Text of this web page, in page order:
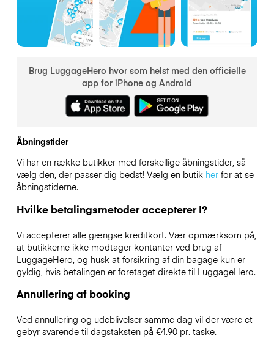
Brug LuggageHero hvor som helst med den officielle
app for iPhone og Android
Åbningstider
Vi har en række butikker med forskellige åbningstider, så
vælg den, der passer dig bedst! Vælg en butik herfor at se
åbningstiderne.
Hvilke betalingsmetoder accepterer I?
Vi accepterer alle gængse kreditkort. Vær opmærksom på,
at butikkerne ikke modtager kontanter ved brug af
LuggageHero, og husk at forsikring af din bagage kun er
gyldig, hvis betalingen er foretaget direkte til LuggageHero.
Annullering af booking
Ved annullering og udeblivelser samme dag vil der være et
gebyr svarende til dagstaksten på €4.90 pr. taske.